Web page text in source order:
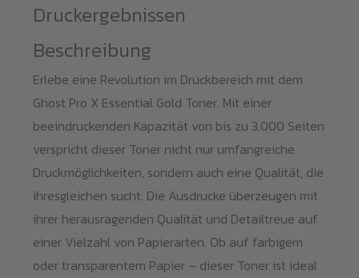
Druckergebnissen
Beschreibung
Erlebe eine Revolution im Druckbereich mit dem
Ghost Pro X Essential Gold Toner. Mit einer
beeindruckenden Kapazität von bis zu 3.000 Seiten
verspricht dieser Toner nicht nur umfangreiche
Druckmöglichkeiten, sondern auch eine Qualität, die
ihresgleichen sucht. Die Ausdrucke überzeugen mit
ihrer herausragenden Qualität und Detailtreue auf
einer Vielzahl von Papierarten. Ob auf farbigem
oder transparentem Papier – dieser Toner ist ideal